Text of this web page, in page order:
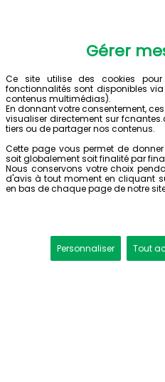
Gérer
Ce site utilise des cookies pour
fonctionnalités sont disponibles
contenus multimédias).
En donnant votre consentement,
visualiser directement sur
tiers ou de partager nos contenus.
Cette page vous permet de
soit globalement soit finalité par
Nous conservons votre choix
d'avis à tout moment en cliquant
en bas de chaque page de notre
Personnaliser Tout